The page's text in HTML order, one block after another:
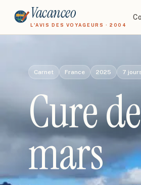
Vacanceo
L'AVIS DES VOYAGEURS · 2004
Carnet France 2025 7
Cure
mars